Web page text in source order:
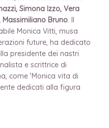
Simona Izzo, Vera
Bruno. Il
Monica Vitti, musa
future, ha dedicato
presidente dei nastri
e scrittrice di
come ‘Monica vita di
dedicati alla figura